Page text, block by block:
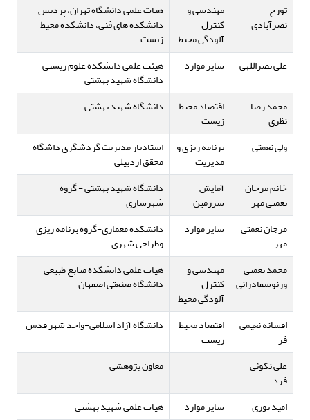
تورج
نصرآبادی
مهندسی و
کنترل
آلودگی محیط
هیات علمی دانشگاه تهران، پردیس
دانشکده های فنی، دانشکده محیط
زیست
علی نصراللهی
سایر موارد هیئت علمی دانشکده علوم زیستی
دانشگاه شهید بهشتی
محمد رضا
نظری
اقتصاد محیط
زیست
دانشگاه شهید بهشتی
ولی نعمتی برنامه ربزی و
مدیریت
استادیار مدیریت گردشگری داشگاه
محقق اردبیلی
خانم مرجان
نعمتی مهر
آمایش
سرزمین
دانشگاه شهید بهشتی - گروه
شهرسازی
مرجان نعمتی
مهر
سایر موارد دانشکده معماری-گروه برنامه ریزی
وطراحی شهری-
محمد نعمتی
ورنوسفادرانی
مهندسی و
کنترل
آلودگی محیط
هیات علمی دانشکده منابع طبیعی
دانشگاه صنعتی اصفهان
افسانه نعیمی
فر
اقتصاد محیط
زیست
دانشگاه آزاد اسلامی-واحد شهر قدس
علی نکوئی
فرد
معاون پژوهشی
امید نوری سایر موارد
هیات علمی شهید بهشتی